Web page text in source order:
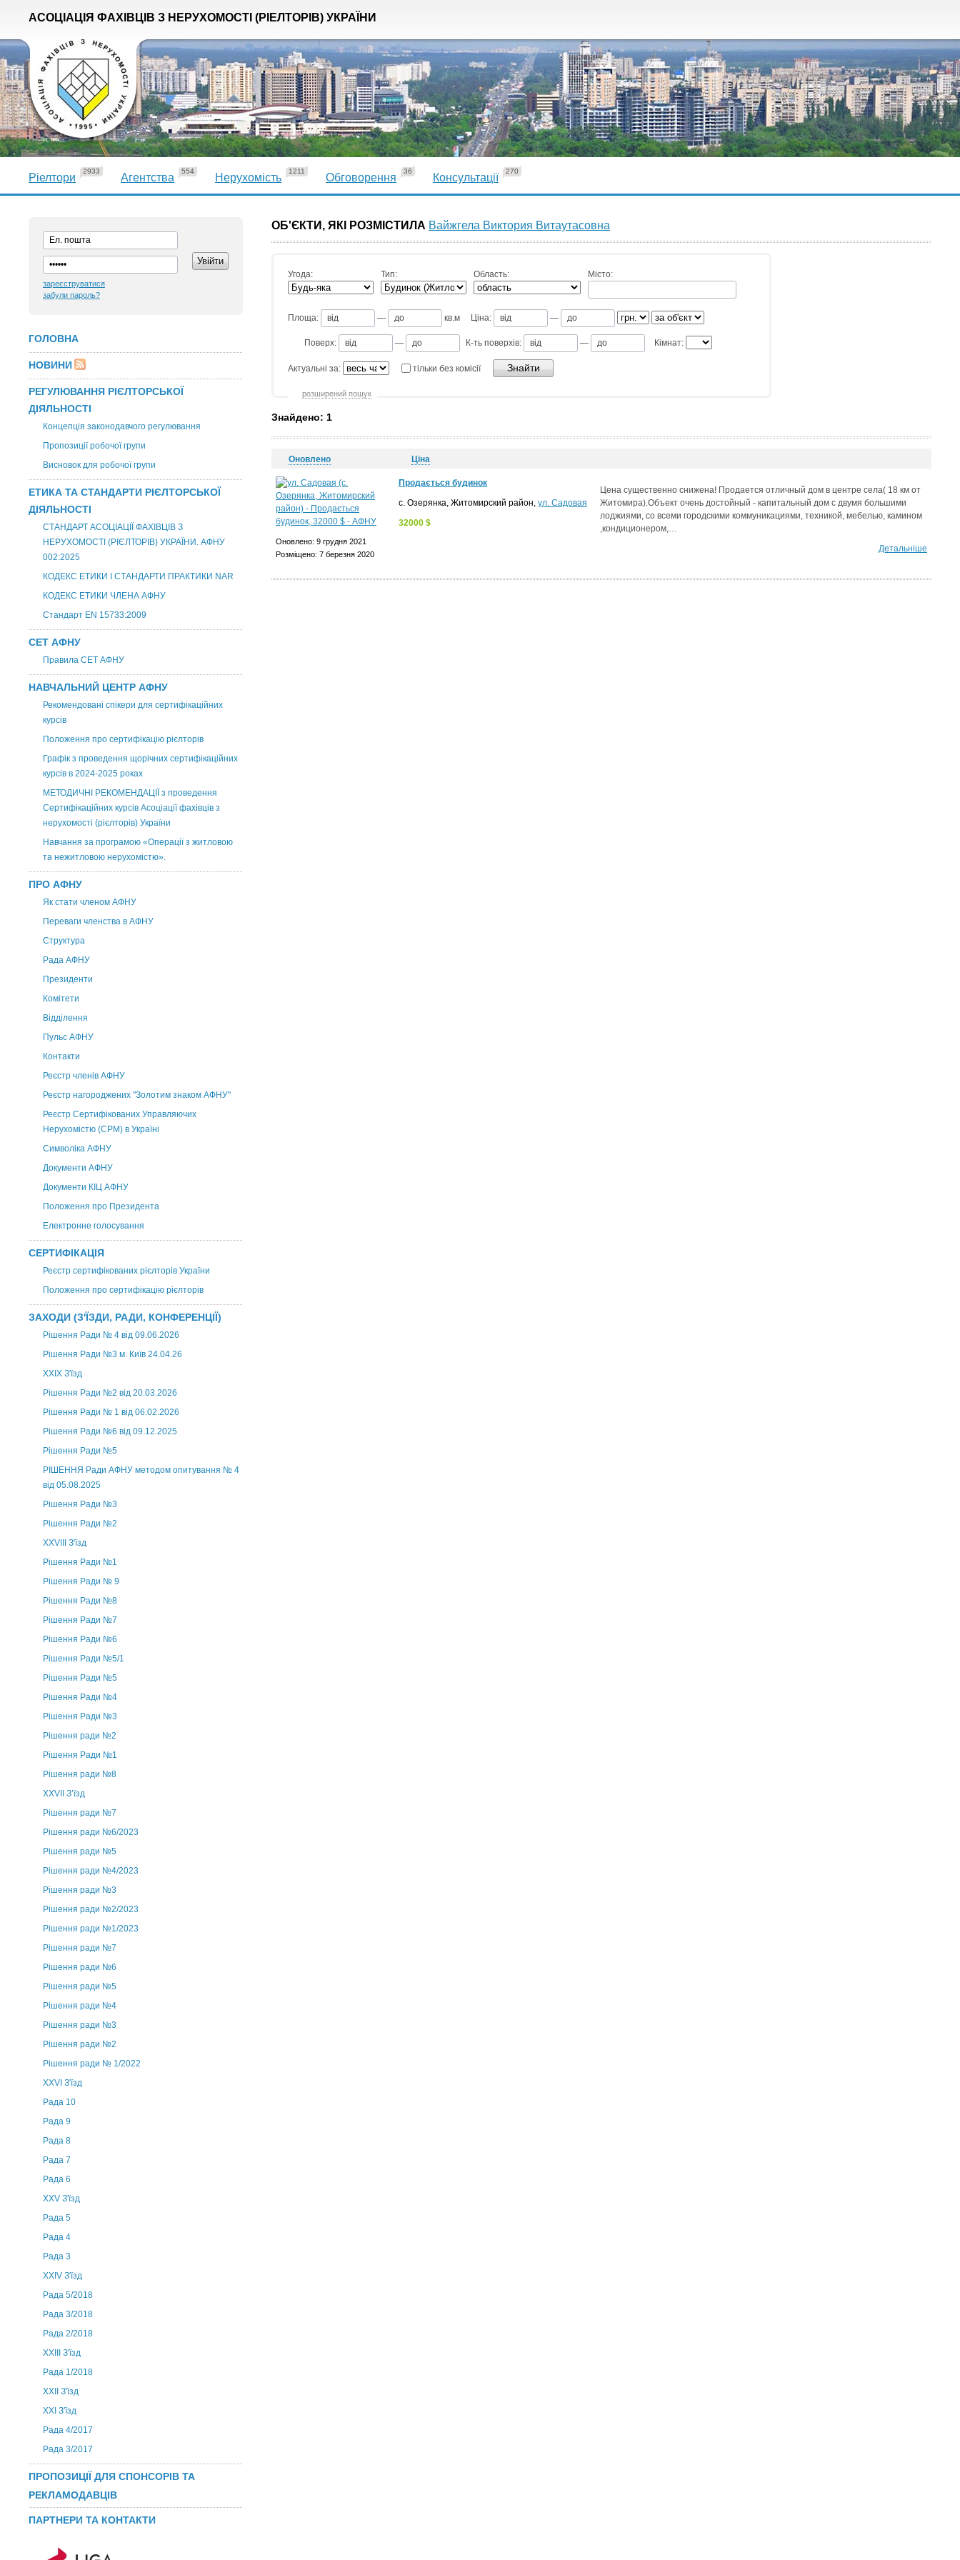
АСОЦІАЦІЯ ФАХІВЦІВ З НЕРУХОМОСТІ (РІЕЛТОРІВ) УКРАЇНИ
Ріелтори
2933
Агентства
554
Нерухомість
1211
Обговорення
36
Консультації
270
зареєструватися
забули пароль?
ГОЛОВНА
НОВИНИ
РЕГУЛЮВАННЯ РІЄЛТОРСЬКОЇ
ДІЯЛЬНОСТІ
Концепція законодавчого регулювання
Пропозиції робочої групи
Висновок для робочої групи
ЕТИКА ТА СТАНДАРТИ РІЄЛТОРСЬКОЇ
ДІЯЛЬНОСТІ
СТАНДАРТ АСОЦІАЦІЇ ФАХІВЦІВ З
НЕРУХОМОСТІ (РІЄЛТОРІВ) УКРАЇНИ. АФНУ
002:2025
КОДЕКС ЕТИКИ І СТАНДАРТИ ПРАКТИКИ NAR
КОДЕКС ЕТИКИ ЧЛЕНА АФНУ
Стандарт EN 15733:2009
СЕТ АФНУ
Правила СЕТ АФНУ
НАВЧАЛЬНИЙ ЦЕНТР АФНУ
Рекомендовані спікери для сертифікаційних
курсів
Положення про сертифікацію рієлторів
Графік з проведення щорічних сертифікаційних
курсів в 2024-2025 роках
МЕТОДИЧНІ РЕКОМЕНДАЦІЇ з проведення
Сертифікаційних курсів Асоціації фахівців з
нерухомості (рієлторів) України
Навчання за програмою «Операції з житловою
та нежитловою нерухомістю».
ПРО АФНУ
Як стати членом АФНУ
Переваги членства в АФНУ
Структура
Рада АФНУ
Президенти
Комітети
Відділення
Пульс АФНУ
Контакти
Реєстр членів АФНУ
Реєстр нагороджених "Золотим знаком АФНУ"
Реєстр Сертифікованих Управляючих
Нерухомістю (CPM) в Україні
Символіка АФНУ
Документи АФНУ
Документи КІЦ АФНУ
Положення про Президента
Електронне голосування
СЕРТИФІКАЦІЯ
Реєстр сертифікованих рієлторів України
Положення про сертифікацію рієлторів
ЗАХОДИ (З'ЇЗДИ, РАДИ, КОНФЕРЕНЦІЇ)
Рішення Ради № 4 від 09.06.2026
Рішення Ради №3 м. Київ 24.04.26
XXІХ З'їзд
Рішення Ради №2 від 20.03.2026
Рішення Ради № 1 від 06.02.2026
Рішення Ради №6 від 09.12.2025
Рішення Ради №5
РІШЕННЯ Ради АФНУ методом опитування № 4
від 05.08.2025
Рішення Ради №3
Рішення Ради №2
XXVIII З'їзд
Рішення Ради №1
Рішення Ради № 9
Рішення Ради №8
Рішення Ради №7
Рішення Ради №6
Рішення Ради №5/1
Рішення Ради №5
Рішення Ради №4
Рішення Ради №3
Рішення ради №2
Рішення Ради №1
Рішення ради №8
ХХVII З’їзд
Рішення ради №7
Рішення ради №6/2023
Рішення ради №5
Рішення ради №4/2023
Рішення ради №3
Рішення ради №2/2023
Рішення ради №1/2023
Рішення ради №7
Рішення ради №6
Рішення ради №5
Рішення ради №4
Рішення ради №3
Рішення ради №2
Рішення ради № 1/2022
XXVI З'їзд
Рада 10
Рада 9
Рада 8
Рада 7
Рада 6
XXV З'їзд
Рада 5
Рада 4
Рада 3
ХХIV З'їзд
Рада 5/2018
Рада 3/2018
Рада 2/2018
XXIII З'їзд
Рада 1/2018
ХХІІ З'їзд
XXI З'їзд
Рада 4/2017
Рада 3/2017
ПРОПОЗИЦІЇ ДЛЯ СПОНСОРІВ ТА
РЕКЛАМОДАВЦІВ
ПАРТНЕРИ ТА КОНТАКТИ
ОБ'ЄКТИ, ЯКІ РОЗМІСТИЛА Вайжгела Виктория Витаутасовна
Угода: Тип: Область: Місто:
Площа: — кв.м Ціна: —
Поверх: — К-ть поверхів: — Кімнат:
Актуальні за: тільки без комісії
розширений пошук
Знайдено: 1
Оновлено Ціна
Оновлено: 9 грудня 2021
Розміщено: 7 березня 2020
Продається будинок
с. Озерянка, Житомирский район, ул. Садовая
32000 $
Цена существенно снижена! Продается отличный дом в центре села( 18 км от
Житомира).Объект очень достойный - капитальный дом с двумя большими
лоджиями, со всеми городскими коммуникациями, техникой, мебелью, камином
,кондиционером,…
Детальніше